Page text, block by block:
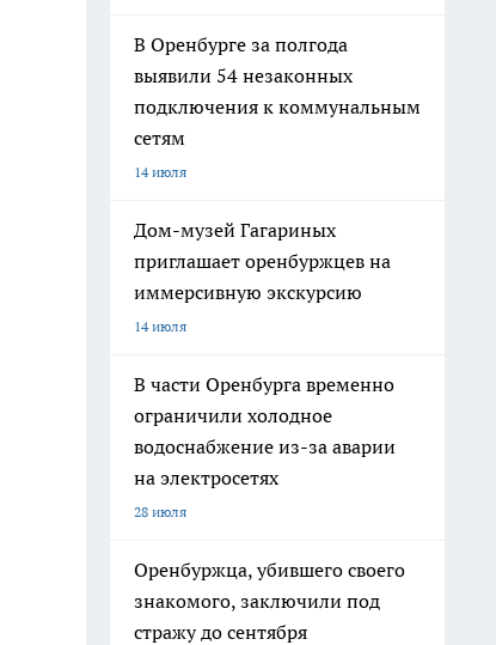
В Оренбурге за полгода
выявили 54 незаконных
подключения к коммунальным
сетям
14 июля
Дом-музей Гагариных
приглашает оренбуржцев на
иммерсивную экскурсию
14 июля
В части Оренбурга временно
ограничили холодное
водоснабжение из-за аварии
на электросетях
28 июля
Оренбуржца, убившего своего
знакомого, заключили под
стражу до сентября